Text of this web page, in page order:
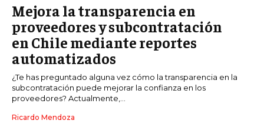
Mejora la transparencia en
proveedores y subcontratación
en Chile mediante reportes
automatizados
¿Te has preguntado alguna vez cómo la transparencia en la
subcontratación puede mejorar la confianza en los
proveedores? Actualmente,...
Ricardo Mendoza